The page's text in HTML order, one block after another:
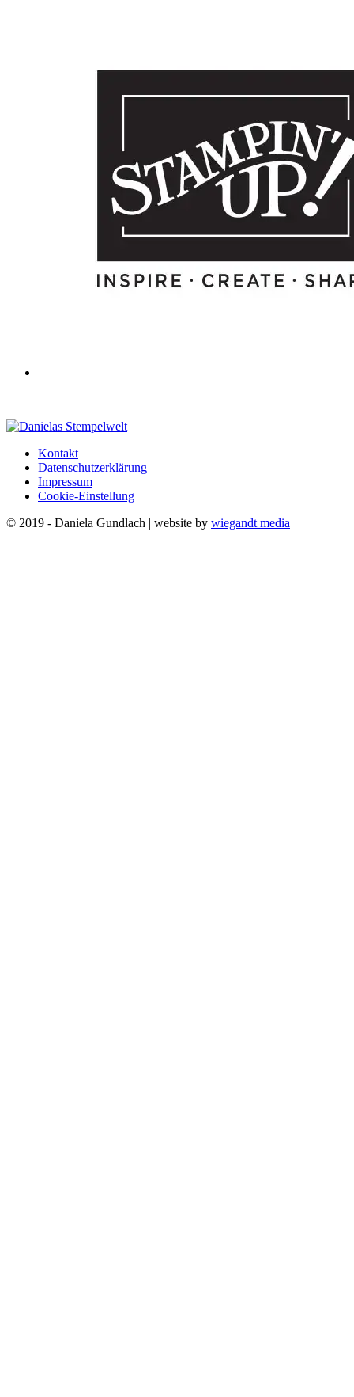
Kontakt
Datenschutzerklärung
Impressum
Cookie-Einstellung
© 2019 - Daniela Gundlach | website by wiegandt media